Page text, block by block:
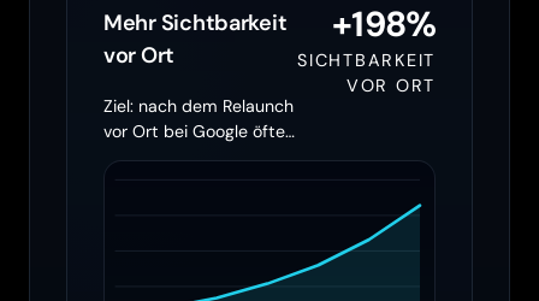
Mehr Sichtbarkeit
vor Ort
Ziel: nach dem Relaunch
vor Ort bei Google öfter
+198%
SICHTBARKEIT
VOR ORT